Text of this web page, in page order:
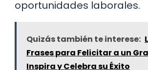
oportunidades laborales.
Quizás también te interese:
Frases para Felicitar a un
Inspira y Celebra su Éxito